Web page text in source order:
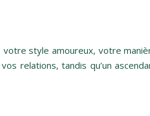
votre style amoureux, votre
relations, tandis qu’un